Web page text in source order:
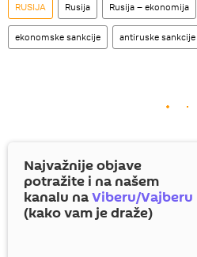
RUSIJA Rusija Rusija – ekonomija
ekonomske sankcije antiruske sankcije
Najvažnije objave
potražite i na našem
kanalu naViberu/Vajberu
(kako vam je draže)